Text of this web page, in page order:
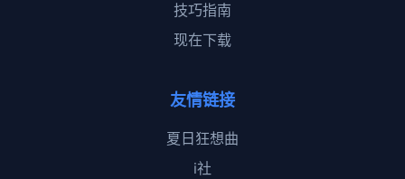
技巧指南
现在下载
友情链接
夏日狂想曲
i社